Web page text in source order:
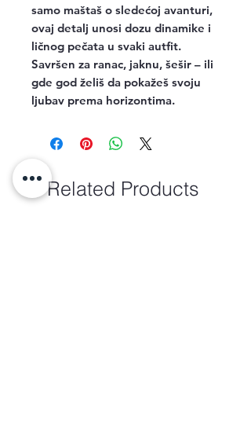
samo maštaš o sledećoj avanturi,
ovaj detalj unosi dozu dinamike i
ličnog pečata u svaki autfit.
Savršen za ranac, jaknu, šešir – ili
gde god želiš da pokažeš svoju
ljubav prema horizontima.
Related Products